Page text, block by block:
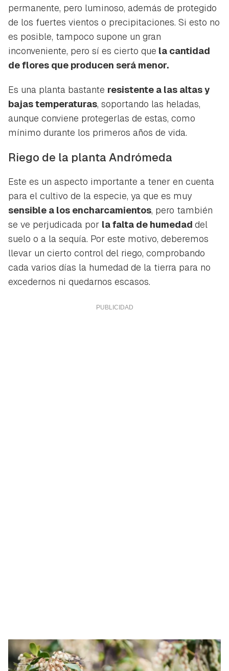
Guardar como favorito
Para poder guardar como favorito, primero has de
permanente, pero luminoso, además de protegido
de los fuertes vientos o precipitaciones. Si esto no
es posible, tampoco supone un gran
inconveniente, pero sí es cierto que la cantidad
de flores que producen será menor.
Es una planta bastante resistente a las altas y
bajas temperaturas, soportando las heladas,
aunque conviene protegerlas de estas, como
mínimo durante los primeros años de vida.
Riego de la planta Andrómeda
Este es un aspecto importante a tener en cuenta
para el cultivo de la especie, ya que es muy
sensible a los encharcamientos, pero también
se ve perjudicada por la falta de humedad del
suelo o a la sequía. Por este motivo, deberemos
llevar un cierto control del riego, comprobando
cada varios días la humedad de la tierra para no
excedernos ni quedarnos escasos.
Contenido enviado
Gracias por suscribirte a nuestro boletín.